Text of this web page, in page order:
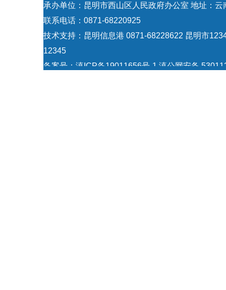
承办单位：昆明市西山区人民政府办公室 地址：
联系电话：0871-68220925
技术支持： 昆明信息港 0871-68228622 昆明市
12345
备案号： 滇ICP备19011656号-1 滇公网安备